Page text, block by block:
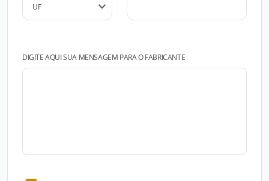
DIGITE AQUI SUA MENSAGEM PARA O FABRICANTE